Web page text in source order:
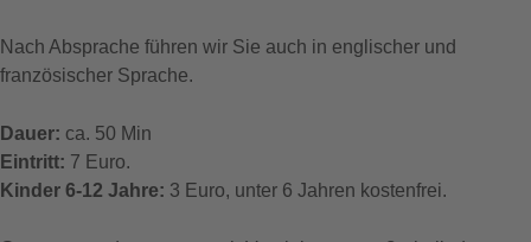
Nach Absprache führen wir Sie auch in englischer und
französischer Sprache.
Dauer: ca. 50 Min
Eintritt: 7 Euro.
Kinder 6-12 Jahre: 3 Euro, unter 6 Jahren kostenfrei.